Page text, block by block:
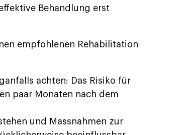
Behandlung erst
empfohlenen Rehabilitation
achten: Das Risiko für
paar Monaten nach dem
und Massnahmen zur